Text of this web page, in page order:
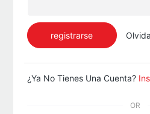
registrarse
¿Ya No Tienes Una Cuenta?
OR